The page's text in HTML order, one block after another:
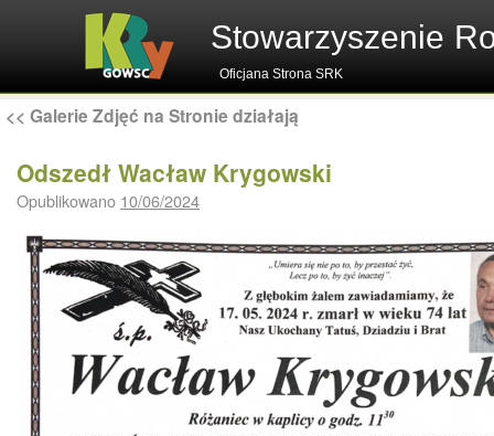
Stowarzyszenie
Oficjana Strona SRK
<< Galerie Zdjęć na Stronie działają
Odszedł Wacław Krygowski
Opublikowano 10/06/2024